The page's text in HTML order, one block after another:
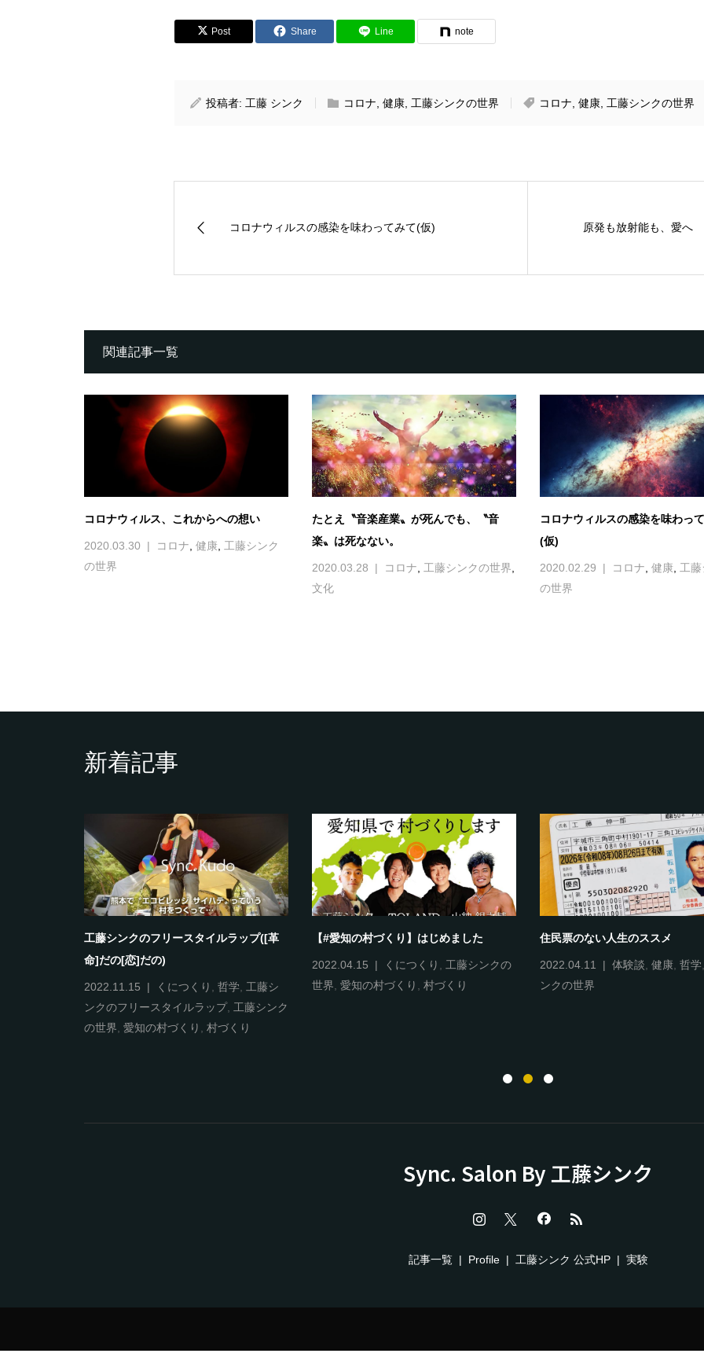
Post Share Line note
投稿者: 工藤 シンク コロナ 健康 工藤シンクの世界 コロナ 健康 工藤シンクの世界
コロナウィルスの感染を味わってみて(仮) 原発も放射能も、愛へ
関連記事一覧
コロナウィルス、これからへの想い
2020.03.30 コロナ 健康 工藤シンク
の世界
たとえ〝音楽産業〟が死んでも、〝音
楽〟は死なない。
2020.03.28 コロナ 工藤シンクの世界
文化
コロナウィルスの感染を味わっ
(仮)
2020.02.29 コロナ 健康 工藤
の世界
新着記事
工藤シンクのフリースタイルラップ([革
命]だの[恋]だの)
2022.11.15 くにつくり 哲学 工藤シ
ンクのフリースタイルラップ, 工藤シンク
の世界 愛知の村づくり 村づくり
【#愛知の村づくり】はじめました
2022.04.15 くにつくり
工藤シンクの
世界 愛知の村づくり 村づくり
住民票のない人生のススメ
2022.04.11 体験談 健康, 哲学,
ンクの世界
Sync. Salon By 工藤シンク
記事一覧 Profile 工藤シンク 公式HP 実験